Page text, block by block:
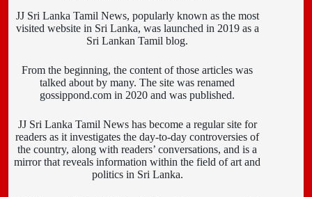
JJ Sri Lanka Tamil News, popularly known as the most
visited website in Sri Lanka, was launched in 2019 as a
Sri Lankan Tamil blog.
From the beginning, the content of those articles was
talked about by many. The site was renamed
gossippond.com in 2020 and was published.
JJ Sri Lanka Tamil News has become a regular site for
readers as it investigates the day-to-day controversies of
the country, along with readers’ conversations, and is a
mirror that reveals information within the field of art and
politics in Sri Lanka.